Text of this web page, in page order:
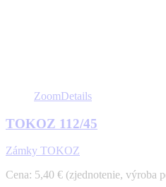
ZoomDetails
TOKOZ 112/45
Zámky TOKOZ
Cena: 5,40 € (zjednotenie, výroba